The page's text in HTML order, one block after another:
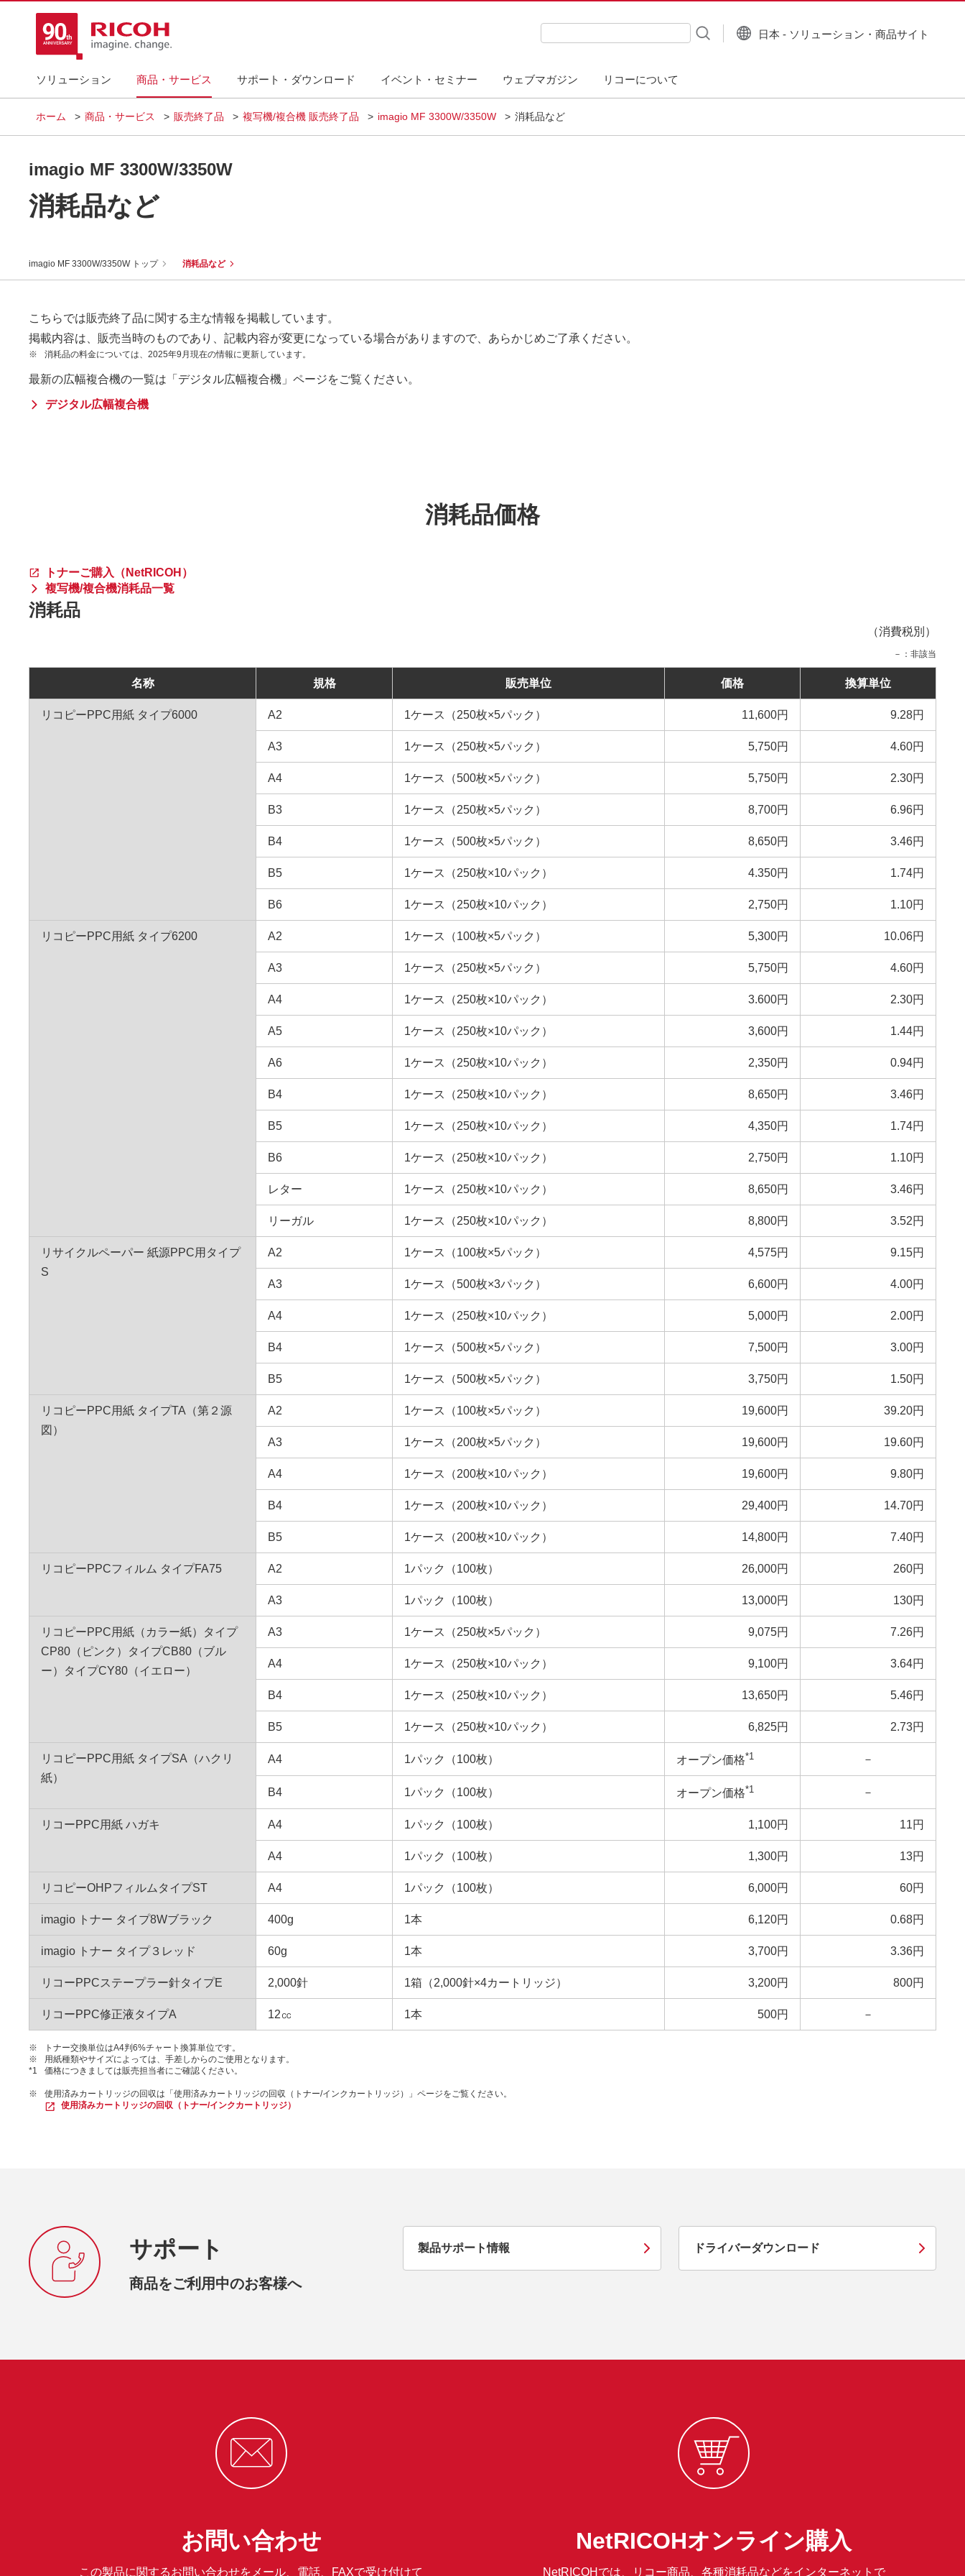
ソリューション 商品・サービス サポート・ダウンロード イベント・セミナー ウェブマガジン リコーについて
検索キーワード入力
日本 - ソリューション・商品サイト
ホーム 商品・サービス 販売終了品 複写機/複合機 販売終了品 imagio MF 3300W/3350W 消耗品など
imagio MF 3300W/3350W
消耗品など
imagio MF 3300W/3350W トップ 消耗品など
こちらでは販売終了品に関する主な情報を掲載しています。
掲載内容は、販売当時のものであり、記載内容が変更になっている場合がありますので、あらかじめご了承ください。
※ 消耗品の料金については、2025年9月現在の情報に更新しています。
最新の広幅複合機の一覧は「デジタル広幅複合機」ページをご覧ください。
デジタル広幅複合機
消耗品価格
トナーご購入（NetRICOH）
複写機/複合機消耗品一覧
消耗品
（消費税別）
－：非該当
名称 規格 販売単位 価格 換算単位
リコピーPPC用紙 タイプ6000 A2 1ケース（250枚×5パック） 11,600円 9.28円
A3 1ケース（250枚×5パック） 5,750円 4.60円
A4 1ケース（500枚×5パック） 5,750円 2.30円
B3 1ケース（250枚×5パック） 8,700円 6.96円
B4 1ケース（500枚×5パック） 8,650円 3.46円
B5 1ケース（250枚×10パック） 4.350円 1.74円
B6 1ケース（250枚×10パック） 2,750円 1.10円
リコピーPPC用紙 タイプ6200 A2 1ケース（100枚×5パック） 5,300円 10.06円
A3 1ケース（250枚×5パック） 5,750円 4.60円
A4 1ケース（250枚×10パック） 3.600円 2.30円
A5 1ケース（250枚×10パック） 3,600円 1.44円
A6 1ケース（250枚×10パック） 2,350円 0.94円
B4 1ケース（250枚×10パック） 8,650円 3.46円
B5 1ケース（250枚×10パック） 4,350円 1.74円
B6 1ケース（250枚×10パック） 2,750円 1.10円
レター 1ケース（250枚×10パック） 8,650円 3.46円
リーガル 1ケース（250枚×10パック） 8,800円 3.52円
リサイクルペーパー 紙源PPC用タイプ
S
A2 1ケース（100枚×5パック） 4,575円 9.15円
A3 1ケース（500枚×3パック） 6,600円 4.00円
A4 1ケース（250枚×10パック） 5,000円 2.00円
B4 1ケース（500枚×5パック） 7,500円 3.00円
B5 1ケース（500枚×5パック） 3,750円 1.50円
リコピーPPC用紙 タイプTA（第２源
図）
A2 1ケース（100枚×5パック） 19,600円 39.20円
A3 1ケース（200枚×5パック） 19,600円 19.60円
A4 1ケース（200枚×10パック） 19,600円 9.80円
B4 1ケース（200枚×10パック） 29,400円 14.70円
B5 1ケース（200枚×10パック） 14,800円 7.40円
リコピーPPCフィルム タイプFA75 A2 1パック（100枚） 26,000円 260円
A3 1パック（100枚） 13,000円 130円
リコピーPPC用紙（カラー紙）タイプ
CP80（ピンク）タイプCB80（ブル
ー）タイプCY80（イエロー）
A3 1ケース（250枚×5パック） 9,075円 7.26円
A4 1ケース（250枚×10パック） 9,100円 3.64円
B4 1ケース（250枚×10パック） 13,650円 5.46円
B5 1ケース（250枚×10パック） 6,825円 2.73円
リコピーPPC用紙 タイプSA（ハクリ
紙）
A4 1パック（100枚） オープン価格*1 －
B4 1パック（100枚） オープン価格*1 －
リコーPPC用紙 ハガキ A4 1パック（100枚） 1,100円 11円
A4 1パック（100枚） 1,300円 13円
リコピーOHPフィルムタイプST A4 1パック（100枚） 6,000円 60円
imagio トナー タイプ8Wブラック 400g 1本 6,120円 0.68円
imagio トナー タイプ３レッド 60g 1本 3,700円 3.36円
リコーPPCステープラー針タイプE 2,000針 1箱（2,000針×4カートリッジ） 3,200円 800円
リコーPPC修正液タイプA 12㏄ 1本 500円 －
※
トナー交換単位はA4判6%チャート換算単位です。
※
用紙種類やサイズによっては、手差しからのご使用となります。
*1
価格につきましては販売担当者にご確認ください。
※
使用済みカートリッジの回収は「使用済みカートリッジの回収（トナー/インクカートリッジ）」ページをご覧ください。
使用済みカートリッジの回収（トナー/インクカートリッジ）
サポート
商品をご利用中のお客様へ
製品サポート情報 ドライバーダウンロード
お問い合わせ
この製品に関するお問い合わせをメール、電話、FAXで受け付けて
NetRICOHオンライン購入
NetRICOHでは、リコー商品、各種消耗品などをインターネットで